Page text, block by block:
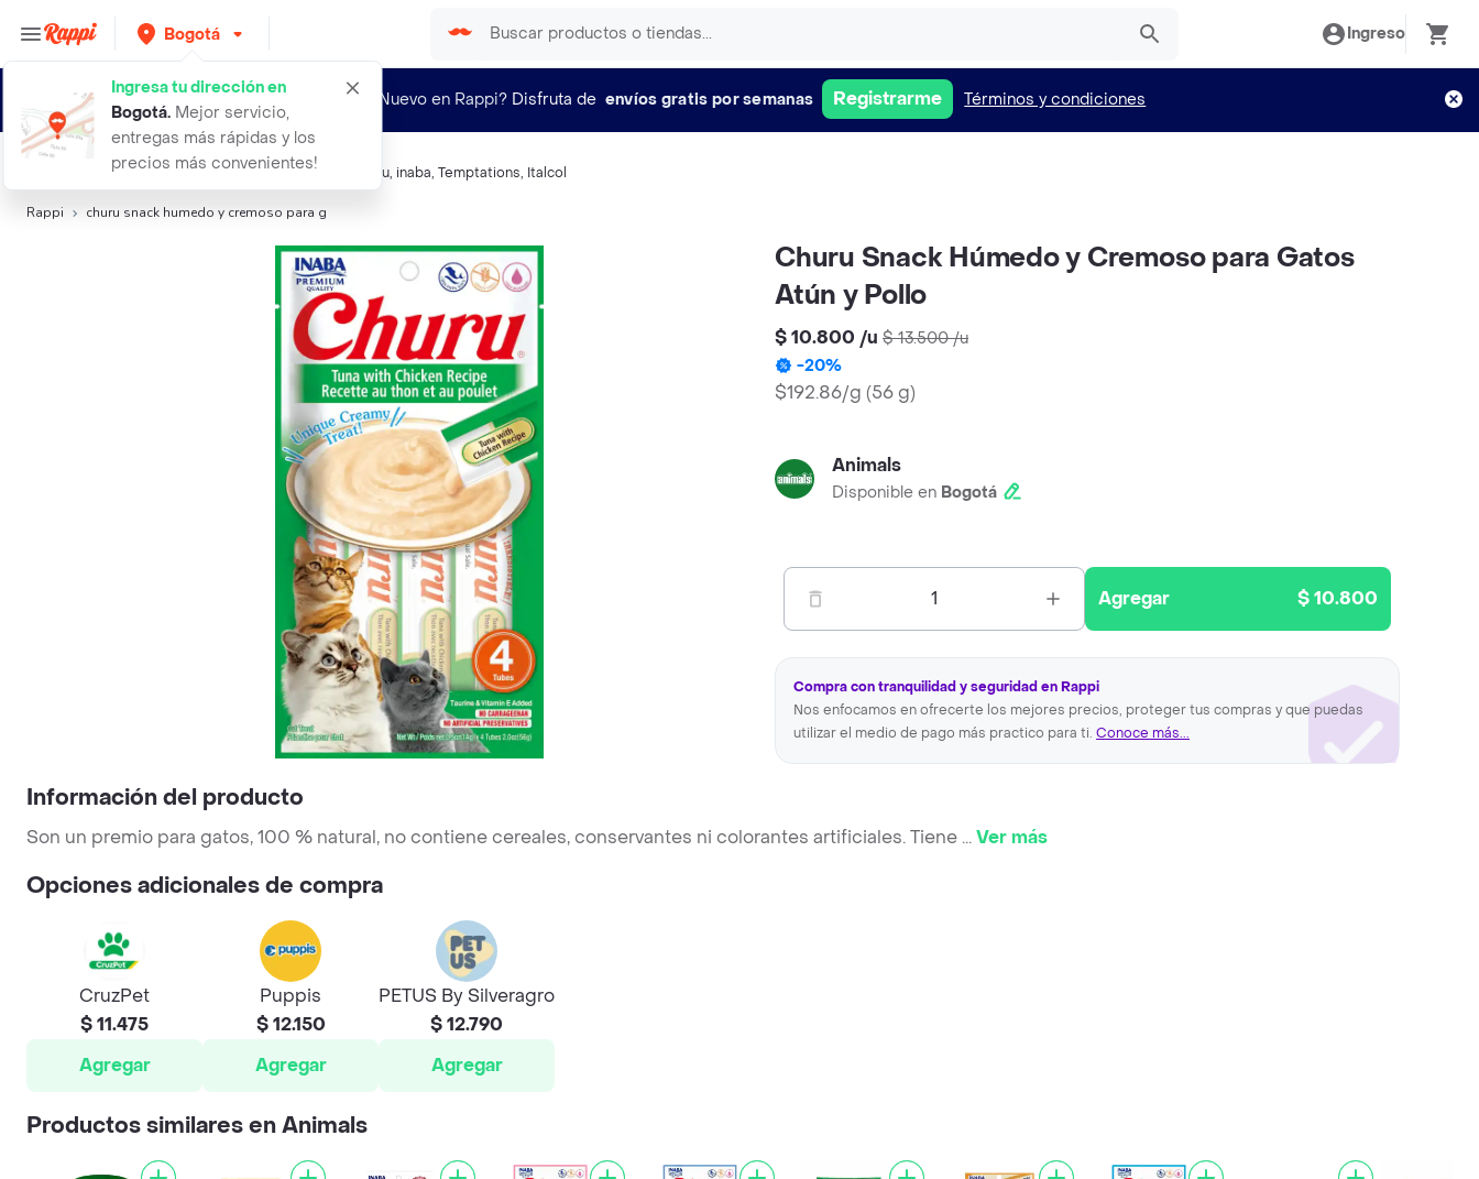
Bogotá
Ingresa tu dirección en
Bogotá. Mejor servicio,
entregas más rápidas y los
precios más convenientes!
Ingreso
¿Nuevo en Rappi? Disfruta de envíos gratis por semanas Registrarme Términos y condiciones
Búsquedas relacionadas:Snacks para Mascotas Churu, inaba, Temptations, Italcol
Rappi churu snack humedo y cremoso para g
Churu Snack Húmedo y Cremoso para Gatos
Atún y Pollo
$ 10.800 /u $ 13.500/u
-20%
$192.86/g (56 g)
Animals
Disponible en Bogotá
1 Agregar $ 10.800
Compra con tranquilidad y seguridad en Rappi
Nos enfocamos en ofrecerte los mejores precios, proteger tus compras y que puedas
utilizar el medio de pago más practico para ti. Conoce más...
Información del producto
Son un premio para gatos, 100 % natural, no contiene cereales, conservantes ni colorantes artificiales. Tiene ...Ver más
Opciones adicionales de compra
CruzPet
$ 11.475
Agregar
Puppis
$ 12.150
Agregar
PETUS By Silveragro
$ 12.790
Agregar
Productos similares en Animals